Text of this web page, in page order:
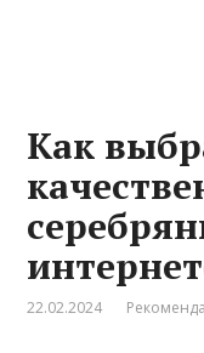
Как
22.02.2024